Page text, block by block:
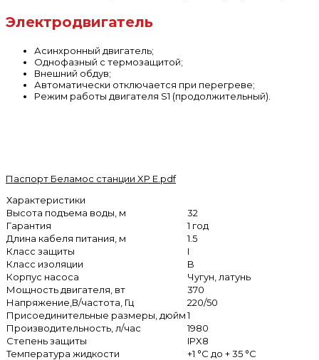
Электродвигатель
Асинхронный двигатель;
Однофазный с термозащитой;
Внешний обдув;
Автоматически отключается при перегреве;
Режим работы двигателя S1 (продолжительный).
Паспорт Беламос станции XP E.pdf
Характеристики
Высота подъема воды, м
32
Гарантия
1 год
Длина кабеля питания, м
1.5
Класс защиты
I
Класс изоляции
B
Корпус насоса
Чугун, латунь
Мощность двигателя, вт
370
Напряжение,В/частота, Гц
220/50
Присоединительные размеры, дюйм1
Производительность, л/час
1980
Степень защиты
IPX8
Температура жидкости
+1 °С до + 35 °С